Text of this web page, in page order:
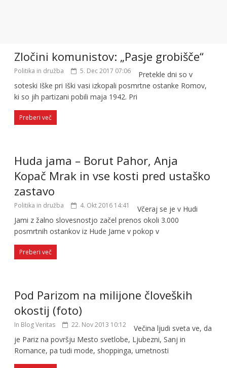
Zločini komunistov: „Pasje grobišče“
Politika in družba 5. Dec 2017 07:06
Pretekle dni so v
soteski Iške pri Iški vasi izkopali posmrtne ostanke Romov,
ki so jih partizani pobili maja 1942. Pri
Preberi več
Huda jama – Borut Pahor, Anja
Kopač Mrak in vse kosti pred ustaško
zastavo
Politika in družba 4. Okt 2016 14:41
Včeraj se je v Hudi
Jami z žalno slovesnostjo začel prenos okoli 3.000
posmrtnih ostankov iz Hude Jame v pokop v
Preberi več
Pod Parizom na milijone človeških
okostij (foto)
In Blog Veritas 22. Nov 2013 10:12
Večina ljudi sveta ve, da
je Pariz na površju Mesto svetlobe, Ljubezni, Sanj in
Romance, pa tudi mode, shoppinga, umetnosti